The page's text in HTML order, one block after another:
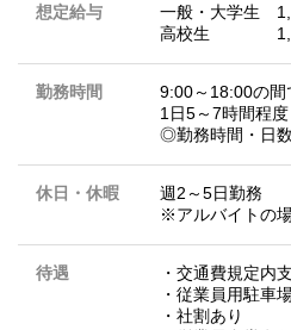
想定給与
一般・大学生
高校生
勤務時間
9:00～18:00の間
1日5～7時間程度
◎勤務時間・日
休日・休暇
週2～5日勤務
※アルバイトの
待遇
・交通費規定内
・従業員用駐車
・社割あり